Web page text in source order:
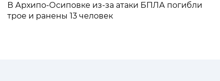
В Архипо-Осиповке из-за атаки БПЛА погибли
трое и ранены 13 человек